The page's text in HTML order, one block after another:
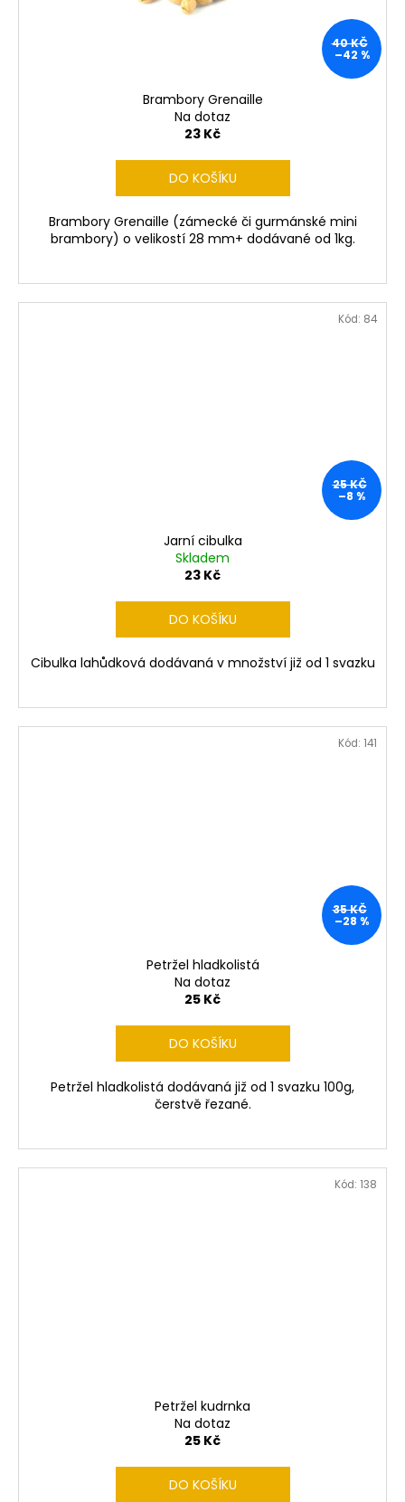
40 KČ
–42 %
Brambory Grenaille
Na dotaz
23 Kč
DO KOŠÍKU
Brambory Grenaille (zámecké či gurmánské mini
brambory) o velikostí 28 mm+ dodávané od 1kg.
25 KČ
–8 %
Jarní cibulka
Skladem
23 Kč
DO KOŠÍKU
Cibulka lahůdková dodávaná v množství již od 1 svazku
Kód: 84
35 KČ
–28 %
Petržel hladkolistá
Na dotaz
25 Kč
DO KOŠÍKU
Petržel hladkolistá dodávaná již od 1 svazku 100g,
čerstvě řezané.
Kód: 141
Petržel kudrnka
Na dotaz
25 Kč
DO KOŠÍKU
Kód: 138